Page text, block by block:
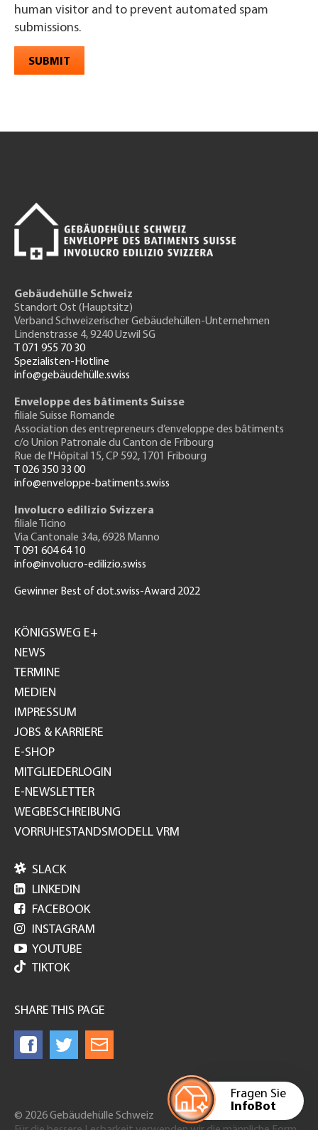
human visitor and to prevent automated spam
submissions.
SUBMIT
Fragen Sie
InfoBot
Gebäudehülle Schweiz
Standort Ost (Hauptsitz)
Verband Schweizerischer Gebäudehüllen-Unternehmen
Lindenstrasse 4, 9240 Uzwil SG
T 071 955 70 30
Spezialisten-Hotline
info@gebäudehülle.swiss
Enveloppe des bâtiments Suisse
filiale Suisse Romande
Association des entrepreneurs d’enveloppe des bâtiments
c/o Union Patronale du Canton de Fribourg
Rue de l'Hôpital 15, CP 592, 1701 Fribourg
T 026 350 33 00
info@enveloppe-batiments.swiss
Involucro edilizio Svizzera
filiale Ticino
Via Cantonale 34a, 6928 Manno
T 091 604 64 10
info@involucro-edilizio.swiss
Gewinner Best of dot.swiss-Award 2022
GH
KÖNIGSWEG E+
NEWS
TERMINE
MEDIEN
IMPRESSUM
JOBS & KARRIERE
E-SHOP
MITGLIEDERLOGIN
E-NEWSLETTER
WEGBESCHREIBUNG
VORRUHESTANDSMODELL VRM
 SLACK
 LINKEDIN
 FACEBOOK
 INSTAGRAM
 YOUTUBE
TIKTOK
SHARE THIS PAGE
© 2026 Gebäudehülle Schweiz